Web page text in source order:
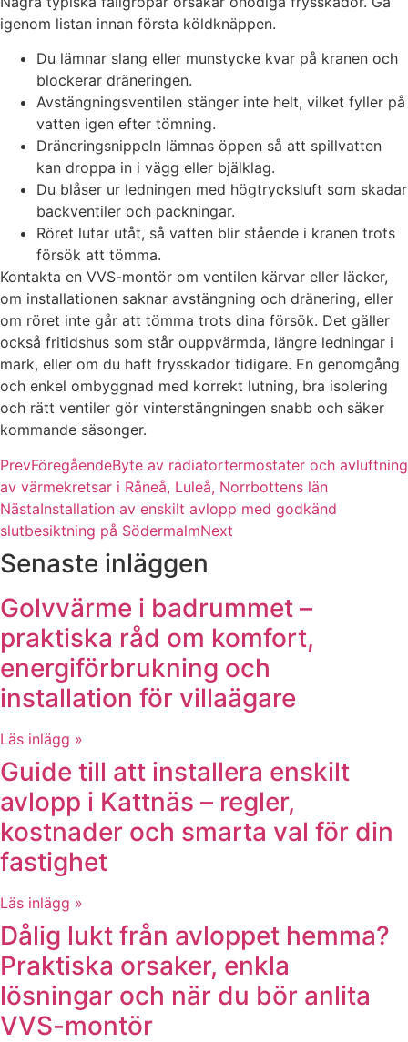
igenom listan innan första köldknäppen.
Du lämnar slang eller munstycke kvar på kranen och
blockerar dräneringen.
Avstängningsventilen stänger inte helt, vilket fyller på
vatten igen efter tömning.
Dräneringsnippeln lämnas öppen så att spillvatten
kan droppa in i vägg eller bjälklag.
Du blåser ur ledningen med högtrycksluft som skadar
backventiler och packningar.
Röret lutar utåt, så vatten blir stående i kranen trots
försök att tömma.
Kontakta en VVS-montör om ventilen kärvar eller läcker,
om installationen saknar avstängning och dränering, eller
om röret inte går att tömma trots dina försök. Det gäller
också fritidshus som står ouppvärmda, längre ledningar i
mark, eller om du haft frysskador tidigare. En genomgång
och enkel ombyggnad med korrekt lutning, bra isolering
och rätt ventiler gör vinterstängningen snabb och säker
kommande säsonger.
PrevFöregåendeByte av radiatortermostater och avluftning
av värmekretsar i Råneå, Luleå, Norrbottens län
NästaInstallation av enskilt avlopp med godkänd
slutbesiktning på SödermalmNext
Senaste inläggen
Golvvärme i badrummet –
praktiska råd om komfort,
energiförbrukning och
installation för villaägare
Läs inlägg »
Guide till att installera enskilt
avlopp i Kattnäs – regler,
kostnader och smarta val för din
fastighet
Läs inlägg »
Dålig lukt från avloppet hemma?
Praktiska orsaker, enkla
lösningar och när du bör anlita
VVS-montör